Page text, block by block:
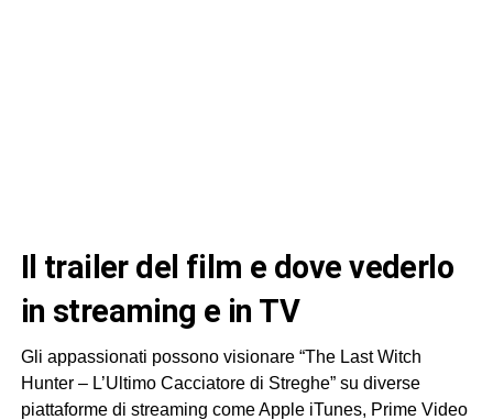
il trailer del film e dove vederlo
in streaming e in TV
Gli appassionati possono visionare “The Last Witch
Hunter – L’Ultimo Cacciatore di Streghe” su diverse
piattaforme di streaming come Apple iTunes, Prime Video